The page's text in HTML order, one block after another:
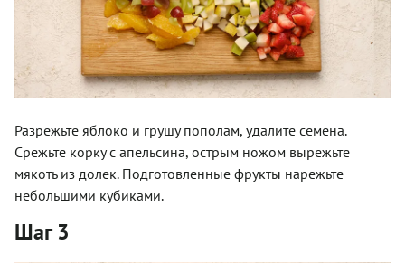
Разрежьте яблоко и грушу пополам, удалите семена.
Срежьте корку с апельсина, острым ножом вырежьте
мякоть из долек. Подготовленные фрукты нарежьте
небольшими кубиками.
Шаг 3